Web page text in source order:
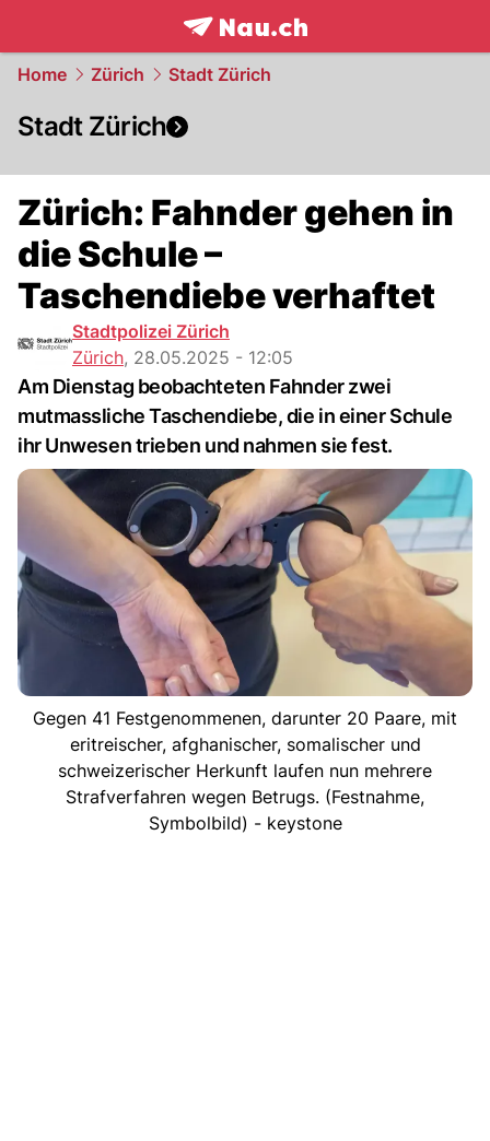
frontpage.NAU.ch
Home Zürich Stadt Zürich
Stadt Zürich
Zürich: Fahnder gehen in
die Schule –
Taschendiebe verhaftet
Stadtpolizei Zürich
Zürich, 28.05.2025 - 12:05
Am Dienstag beobachteten Fahnder zwei
mutmassliche Taschendiebe, die in einer Schule
ihr Unwesen trieben und nahmen sie fest.
Gegen 41 Festgenommenen, darunter 20 Paare, mit
eritreischer, afghanischer, somalischer und
schweizerischer Herkunft laufen nun mehrere
Strafverfahren wegen Betrugs. (Festnahme,
Symbolbild) - keystone